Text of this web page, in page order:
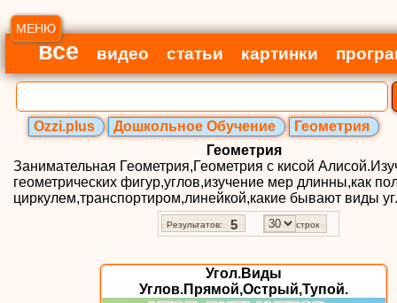
МЕНЮ
все видео статьи картинки
Ozzi.plus Дошкольное Обучение
Геометрия
Геометрия
Занимательная Геометрия,Геометрия с кисой
геометрических фигур,углов,изучение мер длинны,как
циркулем,транспортиром,линейкой,какие бывают виды
Результатов: 5 строк
Угол.Виды
Углов.Прямой,Острый,Тупой.